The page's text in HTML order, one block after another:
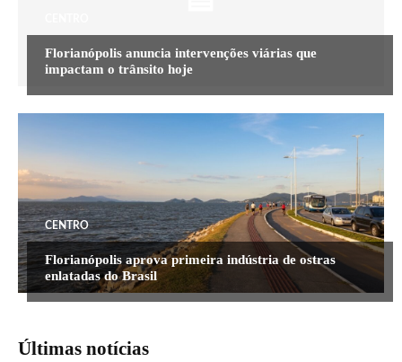
Florianópolis anuncia intervenções viárias que
impactam o trânsito hoje
CENTRO
Florianópolis aprova primeira indústria de ostras
enlatadas do Brasil
Últimas notícias